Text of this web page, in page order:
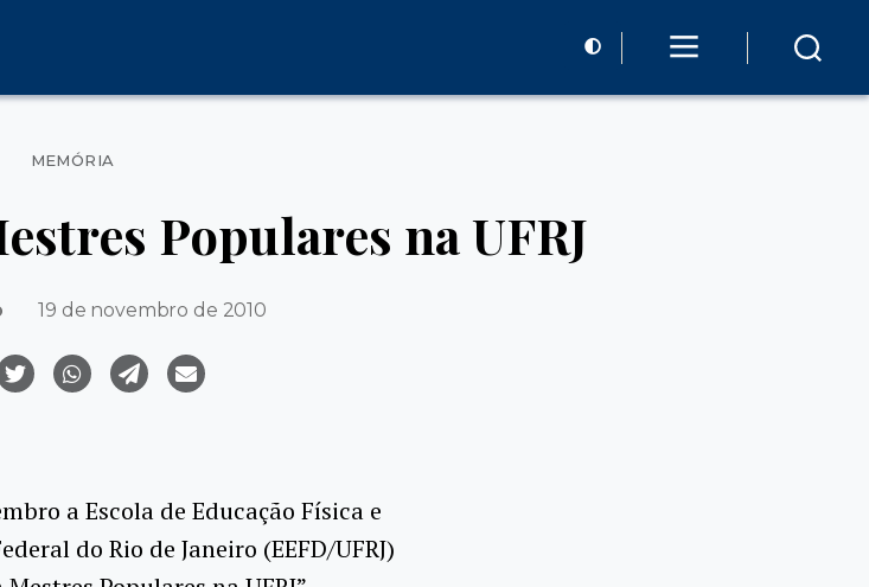
Categorias
MEMÓRIA
Populares na UFRJ
19 de novembro de 2010
a Escola de Educação Física e
do Rio de Janeiro (EEFD/UFRJ)